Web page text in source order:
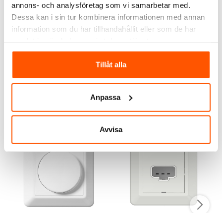
annons- och analysföretag som vi samarbetar med.
Dessa kan i sin tur kombinera informationen med annan
information som du har tillhandahållit eller som de har
Tillåt alla
Anpassa
Avvisa
Amiga Magnum 2.0 LED
Arbetsbelysning 50W
IP54
Amiga
Skickas inom 1-3 arbetsdagar
Amiga Magnum 2.0 LED
Batteri Arbetsbelysning
20W
Amiga
Skickas inom 1-3 arbetsdagar
ANDRA KUNDER KÖPTE ÄVEN